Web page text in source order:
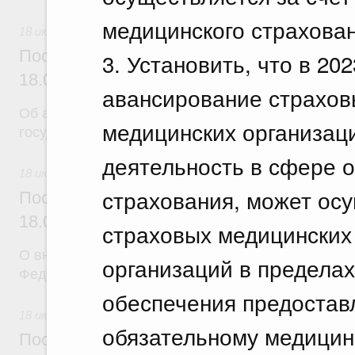
медицинского
3. Установить, что в
авансирование
медицинских
деятельность в сфере
страхования, может
страховых
организаций в
обеспечения
обязательному
Постановление Правительства
18.07.2026 г. № 904
государственных контрактов
Постановление Правительства
18.07.2026 г. № 909
Федерации от 17 февраля 2024 г. № 179
Постановление Правительства